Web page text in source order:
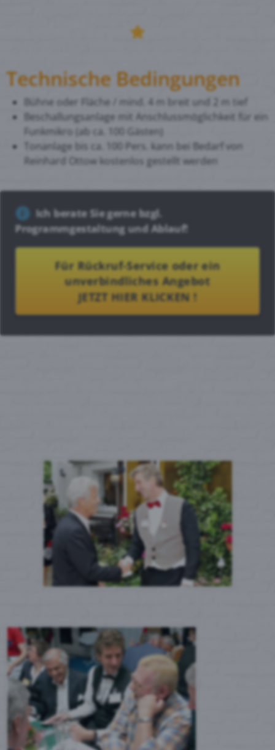
Technische Bedingungen
Bühne oder Fläche / mind. 4 m breit und 2 m tief
Beschallungsanlage mit Anschlussmöglichkeit für ein
Funkmikro (ab ca. 100 Gästen)
Tonanlage bis ca. 100 Pers. kann bei Bedarf von
Reinhard Ottow kostenlos gestellt werden
Ich berate Sie gerne bzgl.
Programmgestaltung und Ablauf!
Für Rückruf-Service oder ein
unverbindliches Angebot
JETZT HIER KLICKEN !